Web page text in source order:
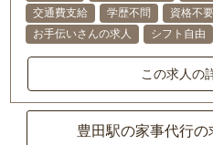
交通費支給
学歴不問 資格不要
お手伝いさんの求人
シフト自由
この求人の
豊田駅の家事代行の